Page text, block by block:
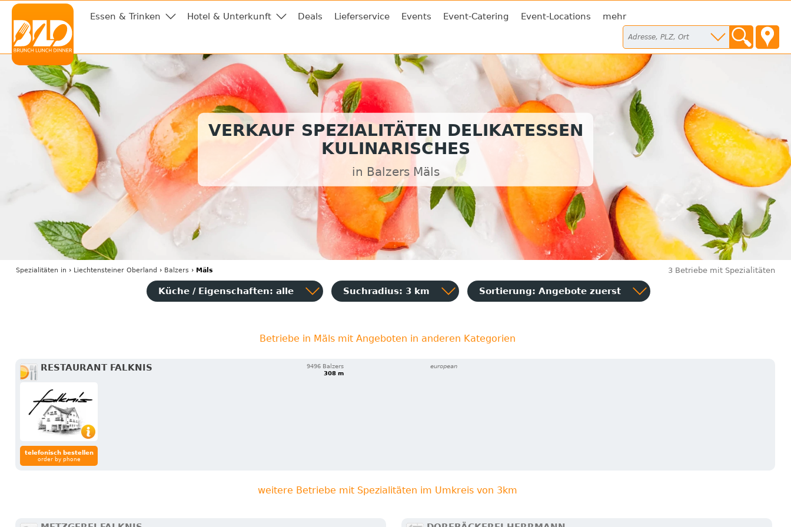
Essen & Trinken Hotel & Unterkunft Deals Lieferservice Events Event-Catering Event-Locations mehr
VERKAUF SPEZIALITÄTEN DELIKATESSEN
KULINARISCHES
in Balzers Mäls
Spezialitäten in › Liechtensteiner Oberland › Balzers › Mäls 3 Betriebe mit Spezialitäten
Küche / Eigenschaften: alle Suchradius: 3 km Sortierung: Angebote zuerst
Betriebe in Mäls mit Angeboten in anderen Kategorien
RESTAURANT FALKNIS
9496 Balzers
308 m
european
telefonisch bestellen
order by phone
weitere Betriebe mit Spezialitäten im Umkreis von 3km